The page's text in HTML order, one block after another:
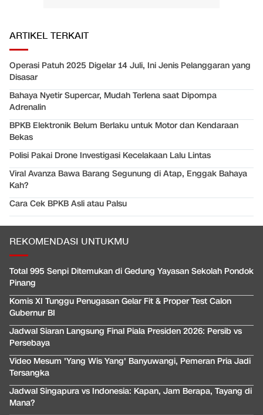
ARTIKEL TERKAIT
Operasi Patuh 2025 Digelar 14 Juli, Ini Jenis Pelanggaran yang
Disasar
Bahaya Nyetir Supercar, Mudah Terlena saat Dipompa
Adrenalin
BPKB Elektronik Belum Berlaku untuk Motor dan Kendaraan
Bekas
Polisi Pakai Drone Investigasi Kecelakaan Lalu Lintas
Viral Avanza Bawa Barang Segunung di Atap, Enggak Bahaya
Kah?
Cara Cek BPKB Asli atau Palsu
REKOMENDASI UNTUKMU
Total 995 Senpi Ditemukan di Gedung Yayasan Sekolah Pondok
Pinang
Komis XI Tunggu Penugasan Gelar Fit & Proper Test Calon
Gubernur BI
Jadwal Siaran Langsung Final Piala Presiden 2026: Persib vs
Persebaya
Video Mesum 'Yang Wis Yang' Banyuwangi, Pemeran Pria Jadi
Tersangka
Jadwal Singapura vs Indonesia: Kapan, Jam Berapa, Tayang di
Mana?